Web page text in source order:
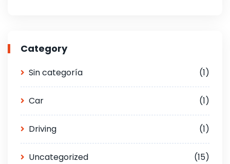
Category
Sin categoría (1)
Car (1)
Driving (1)
Uncategorized (15)